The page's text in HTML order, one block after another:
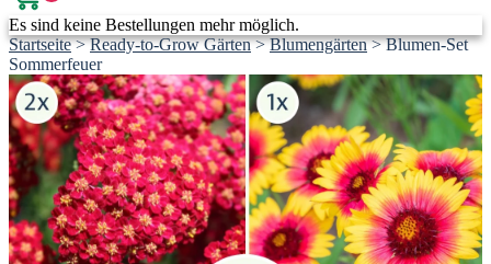
Es sind keine Bestellungen mehr möglich.
Startseite > Ready-to-Grow Gärten > Blumengärten > Blumen-Set
Sommerfeuer